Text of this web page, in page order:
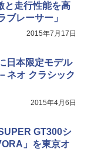
と走行性能を高
ブレーサー」
2015年7月17日
日本限定モデル
ネオ クラシック
2015年4月6日
GT300シ
」を東京オ